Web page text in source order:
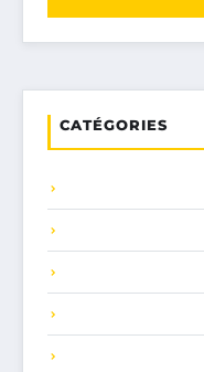
CATÉGORIES